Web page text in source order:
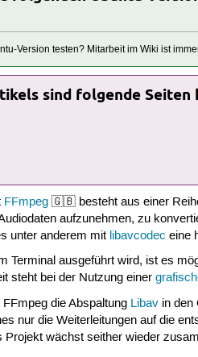
Version testen? Mitarbeit im Wiki ist
sind folgende Seiten
FFmpeg🇬🇧 besteht aus einer
aufzunehmen, zu
unter anderem mit libavcodec eine
Terminal ausgeführt wird, ist es
steht bei der Nutzung einer
die Abspaltung Libav in den
nur die Weiterleitungen auf die
wächst seither wieder